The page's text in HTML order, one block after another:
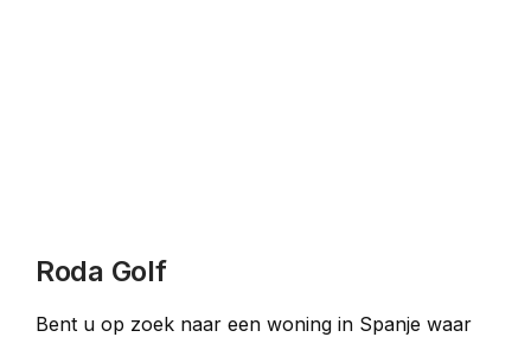
Roda Golf
Bent u op zoek naar een woning in Spanje waar